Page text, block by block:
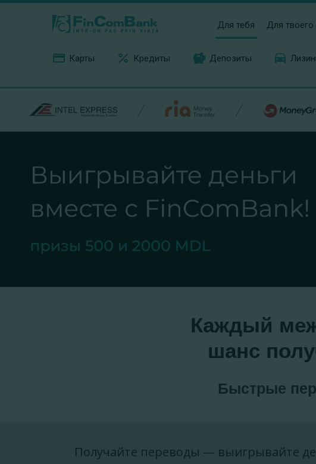
Для тебя Для твоего
Карты Кредиты Депозиты
Каждый
шанс
Быстрые
Получайте переводы — выигрывайте